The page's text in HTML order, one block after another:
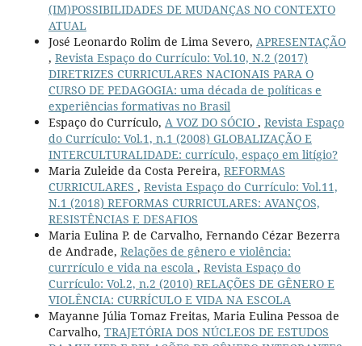
(IM)POSSIBILIDADES DE MUDANÇAS NO CONTEXTO
ATUAL
José Leonardo Rolim de Lima Severo, APRESENTAÇÃO
, Revista Espaço do Currículo: Vol.10, N.2 (2017)
DIRETRIZES CURRICULARES NACIONAIS PARA O
CURSO DE PEDAGOGIA: uma década de políticas e
experiências formativas no Brasil
Espaço do Currículo, A VOZ DO SÓCIO , Revista Espaço
do Currículo: Vol.1, n.1 (2008) GLOBALIZAÇÃO E
INTERCULTURALIDADE: currículo, espaço em litígio?
Maria Zuleide da Costa Pereira, REFORMAS
CURRICULARES , Revista Espaço do Currículo: Vol.11,
N.1 (2018) REFORMAS CURRICULARES: AVANÇOS,
RESISTÊNCIAS E DESAFIOS
Maria Eulina P. de Carvalho, Fernando Cézar Bezerra
de Andrade, Relações de gênero e violência:
currrículo e vida na escola , Revista Espaço do
Currículo: Vol.2, n.2 (2010) RELAÇÕES DE GÊNERO E
VIOLÊNCIA: CURRÍCULO E VIDA NA ESCOLA
Mayanne Júlia Tomaz Freitas, Maria Eulina Pessoa de
Carvalho, TRAJETÓRIA DOS NÚCLEOS DE ESTUDOS